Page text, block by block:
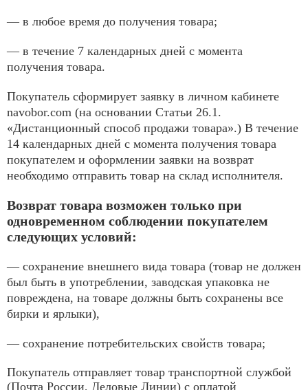
— в любое время до получения товара;
— в течение 7 календарных дней с момента
получения товара.
Покупатель сформирует заявку в личном кабинете
navobor.com (на основании Статьи 26.1.
«Дистанционный способ продажи товара».) В течение
14 календарных дней с момента получения товара
покупателем и оформлении заявки на возврат
необходимо отправить товар на склад исполнителя.
Возврат товара возможен только при
одновременном соблюдении покупателем
следующих условий:
— сохранение внешнего вида товара (товар не должен
был быть в употреблении, заводская упаковка не
повреждена, на товаре должны быть сохранены все
бирки и ярлыки),
— сохранение потребительских свойств товара;
Покупатель отправляет товар транспортной службой
(Почта России, Деловые Линии) с оплатой